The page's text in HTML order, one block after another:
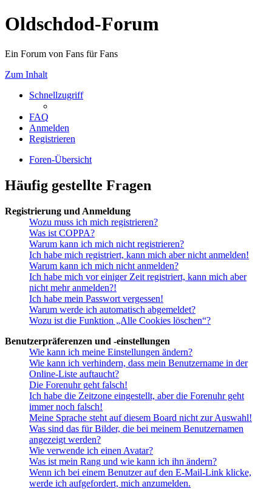
Oldschdod-Forum
Ein Forum von Fans für Fans
Zum Inhalt
Schnellzugriff
FAQ
Anmelden
Registrieren
Foren-Übersicht
Häufig gestellte Fragen
Registrierung und Anmeldung
Wozu muss ich mich registrieren?
Was ist COPPA?
Warum kann ich mich nicht registrieren?
Ich habe mich registriert, kann mich aber nicht anmelden!
Warum kann ich mich nicht anmelden?
Ich habe mich vor einiger Zeit registriert, kann mich aber
nicht mehr anmelden?!
Ich habe mein Passwort vergessen!
Warum werde ich automatisch abgemeldet?
Wozu ist die Funktion „Alle Cookies löschen“?
Benutzerpräferenzen und -einstellungen
Wie kann ich meine Einstellungen ändern?
Wie kann ich verhindern, dass mein Benutzername in der
Online-Liste auftaucht?
Die Forenuhr geht falsch!
Ich habe die Zeitzone eingestellt, aber die Forenuhr geht
immer noch falsch!
Meine Sprache steht auf diesem Board nicht zur Auswahl!
Was sind das für Bilder, die bei meinem Benutzernamen
angezeigt werden?
Wie verwende ich einen Avatar?
Was ist mein Rang und wie kann ich ihn ändern?
Wenn ich bei einem Benutzer auf den E-Mail-Link klicke,
werde ich aufgefordert, mich anzumelden.